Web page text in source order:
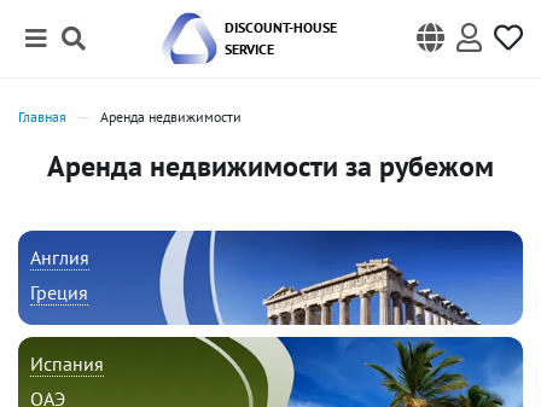
DISCOUNT-HOUSE
SERVICE
Главная Аренда недвижимости
Аренда недвижимости за рубежом
Англия
Греция
Испания
ОАЭ